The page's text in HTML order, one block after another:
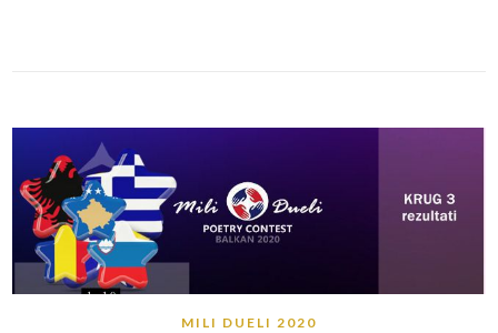
MILI DUELI 2020